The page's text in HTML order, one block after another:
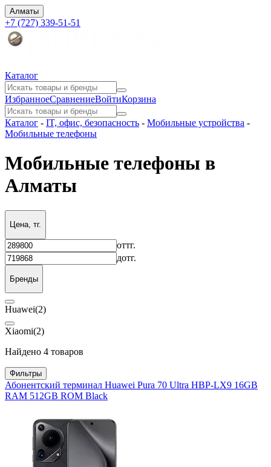
Алматы
+7 (727) 339-51-51
Каталог
ИзбранноеСравнениеВойтиКорзина
Каталог - IT, офис, безопасность - Мобильные устройства -
Мобильные телефоны
Мобильные телефоны в
Алматы
Цена, тг.
оттг.
дотг.
Бренды
Huawei(2)
Xiaomi(2)
Найдено 4 товаров
Фильтры
Абонентский терминал Huawei Pura 70 Ultra HBP-LX9 16GB
RAM 512GB ROM Black